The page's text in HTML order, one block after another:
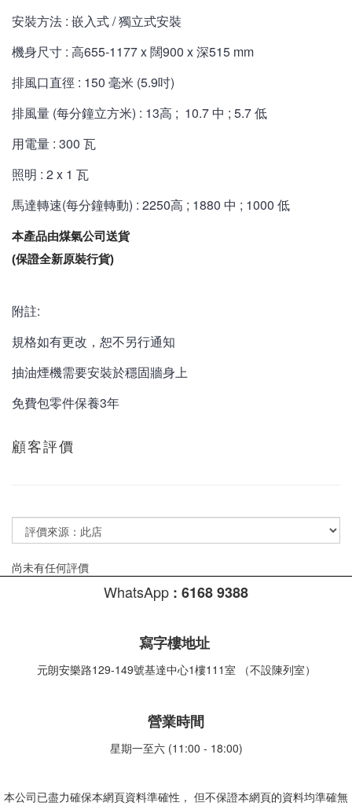
安裝方法 : 嵌入式 / 獨立式安裝
機身尺寸 : 高655-1177 x 闊900 x 深515 mm
排風口直徑 : 150 毫米 (5.9吋)
排風量 (每分鐘立方米) : 13高 ; 10.7 中 ; 5.7 低
用電量 : 300 瓦
照明 : 2 x 1 瓦
馬達轉速(每分鐘轉動) : 2250高 ; 1880 中 ; 1000 低
本產品由煤氣公司送貨
(保證全新原裝行貨)
附註:
規格如有更改，恕不另行通知
抽油煙機需要安裝於穩固牆身上
免費包零件保養3年
顧客評價
尚未有任何評價
WhatsApp : 6168 9388
寫字樓地址
元朗安樂路129-149號基達中心1樓111室 （不設陳列室）
營業時間
星期一至六 (11:00 - 18:00)
本公司已盡力確保本網頁資料準確性， 但不保證本網頁的資料均準確無